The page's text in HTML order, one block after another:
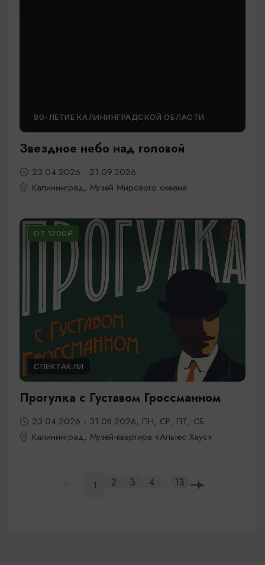
80-ЛЕТИЕ КАЛИНИНГРАДСКОЙ ОБЛАСТИ
Звездное небо над головой
23.04.2026 - 21.09.2026
Калининград, Музей Мирового океана
ОТ 1200₽
СПЕКТАКЛИ
Прогулка с Густавом Гроссманном
23.04.2026 - 31.08.2026, ПН, СР, ПТ, СБ
Калининград, Музей-квартира «Альтес Хаус»
1 2 3 4 ... 13